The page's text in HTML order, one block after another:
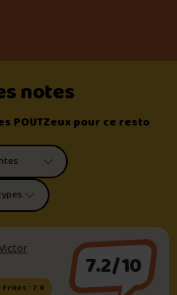
notes
POUTZeux pour ce resto
les commentaires
par type de poutine
Frites : 7.9
7.2/10